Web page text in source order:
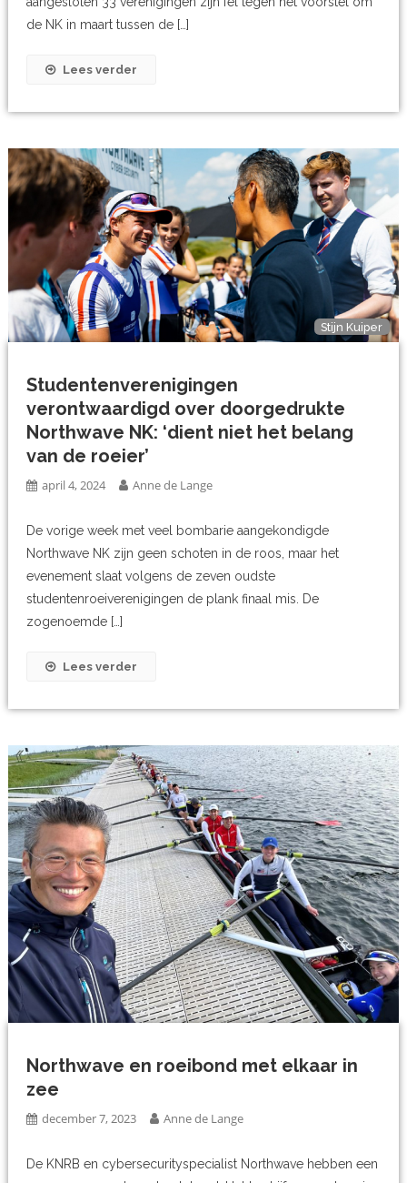
de NK in maart tussen de […]
Lees verder
Stijn Kuiper
Studentenverenigingen
verontwaardigd over doorgedrukte
Northwave NK: ‘dient niet het belang
van de roeier’
april 4, 2024 Anne de Lange
De vorige week met veel bombarie aangekondigde
Northwave NK zijn geen schoten in de roos, maar het
evenement slaat volgens de zeven oudste
studentenroeiverenigingen de plank finaal mis. De
zogenoemde […]
Lees verder
Northwave en roeibond met elkaar in
zee
december 7, 2023 Anne de Lange
De KNRB en cybersecurityspecialist Northwave hebben een